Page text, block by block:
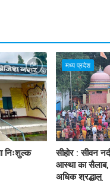
निःशुल्क
मध्य प्रदेश
सीहोर : सीवन
आस्था का
अधिक श्रद्धालु